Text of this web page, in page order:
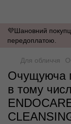
💜Шановний
передоплатою.
Для обличчя
Очущуюча
в тому